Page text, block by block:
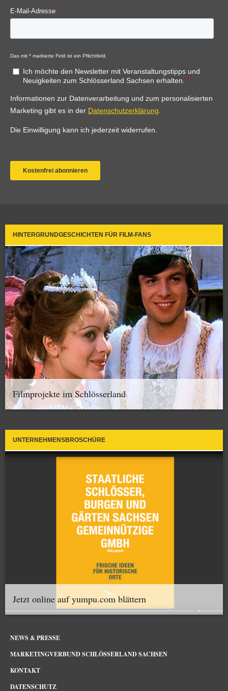
HINTERGRUNDGESCHICHTEN FÜR FILM-FANS
Filmprojekte im Schlösserland
UNTERNEHMENSBROSCHÜRE
Jetzt online auf yumpu.com blättern
NEWS & PRESSE
MARKETINGVERBUND SCHLÖSSERLAND SACHSEN
KONTAKT
DATENSCHUTZ